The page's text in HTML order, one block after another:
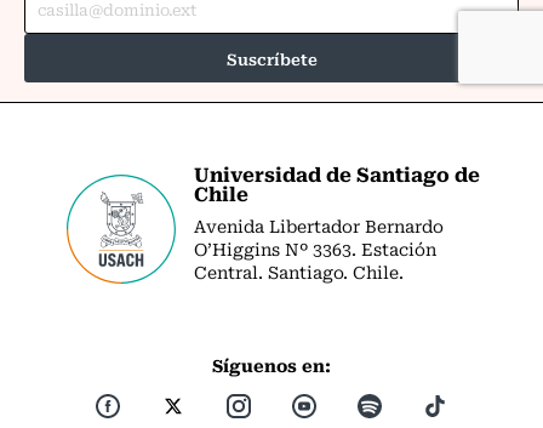
Universidad de Santiago de
Chile
Avenida Libertador Bernardo
O’Higgins Nº 3363. Estación
Central. Santiago. Chile.
Síguenos en: